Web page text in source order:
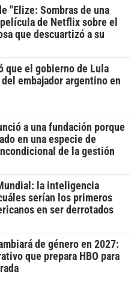
"Elize: Sombras de una
de Netflix sobre el
que descuartizó a su
que el gobierno de Lula
embajador argentino en
a una fundación porque
en una especie de
de la gestión
la inteligencia
serían los primeros
en ser derrotados
de género en 2027:
que prepara HBO para